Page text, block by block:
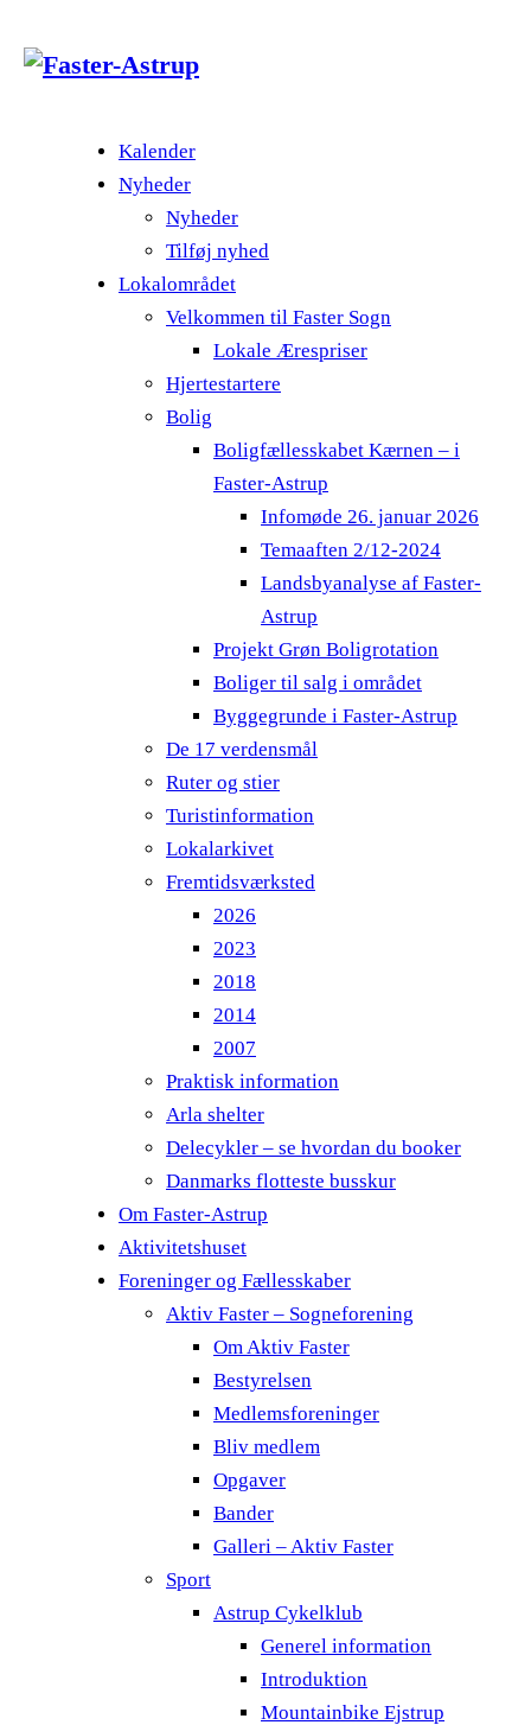
Kalender
Nyheder
Nyheder
Tilføj nyhed
Lokalområdet
Velkommen til Faster Sogn
Lokale Ærespriser
Hjertestartere
Bolig
Boligfællesskabet Kærnen – i
Faster-Astrup
Infomøde 26. januar 2026
Temaaften 2/12-2024
Landsbyanalyse af Faster-
Astrup
Projekt Grøn Boligrotation
Boliger til salg i området
Byggegrunde i Faster-Astrup
De 17 verdensmål
Ruter og stier
Turistinformation
Lokalarkivet
Fremtidsværksted
2026
2023
2018
2014
2007
Praktisk information
Arla shelter
Delecykler – se hvordan du booker
Danmarks flotteste busskur
Om Faster-Astrup
Aktivitetshuset
Foreninger og Fællesskaber
Aktiv Faster – Sogneforening
Om Aktiv Faster
Bestyrelsen
Medlemsforeninger
Bliv medlem
Opgaver
Bander
Galleri – Aktiv Faster
Sport
Astrup Cykelklub
Generel information
Introduktion
Mountainbike Ejstrup